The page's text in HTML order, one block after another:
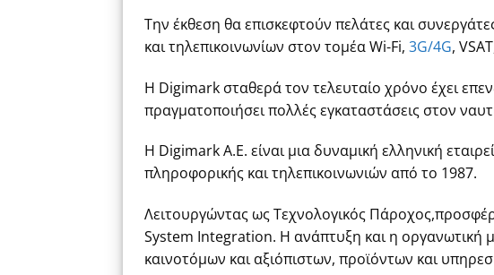
Την έκθεση θα επισκεφτούν πελάτες και
και τηλεπικοινωνίων στον τομέα Wi-Fi, 3G/4G,
Η Digimark σταθερά τον τελευταίο χρόνο έχει
πραγματοποιήσει πολλές εγκαταστάσεις στον
Η Digimark A.E. είναι μια δυναμική ελληνική
πληροφορικής και τηλεπικοινωνιών από το 1987.
Λειτουργώντας ως Τεχνολογικός
System Integration. Η ανάπτυξη και η οργανωτική
καινοτόμων και αξιόπιστων, προϊόντων και